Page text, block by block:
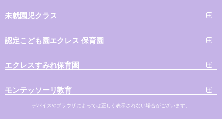
未就園児クラス
認定こども園エクレス 保育園
エクレスすみれ保育園
モンテッソーリ教育
デバイスやブラウザによっては正しく表示されない場合がございます。